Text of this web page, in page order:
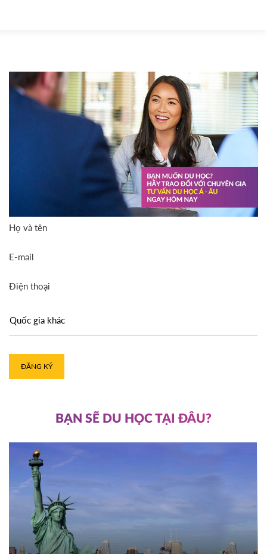
Họ và tên
E-mail
Điện thoại
ĐĂNG KÝ
BẠN SẼ DU HỌC TẠI ĐÂU?